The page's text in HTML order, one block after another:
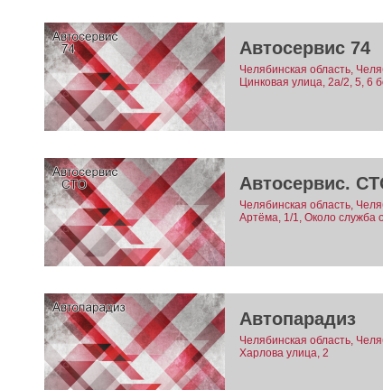
Автосервис 74
Челябинская область,
Цинковая улица, 2а/2, 5, 6
Автосервис.
Челябинская область,
Артёма, 1/1, Около служба
Автопарадиз
Челябинская область,
Харлова улица, 2